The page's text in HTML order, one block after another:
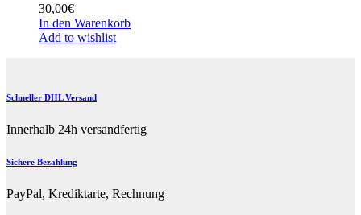
30,00€
In den Warenkorb
Add to wishlist
Schneller DHL Versand
Innerhalb 24h versandfertig
Sichere Bezahlung
PayPal, Krediktarte, Rechnung